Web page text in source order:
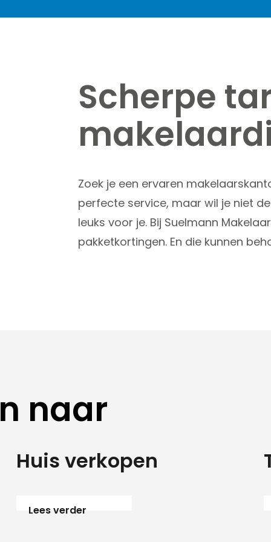
Scherpe
Zoek je een ervaren
perfecte service, maar wil je niet
leuks voor je. Bij Suelmann
pakketkortingen. En die kunnen
naar
Huis verkopen
Lees verder